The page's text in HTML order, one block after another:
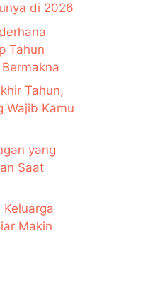
di 2026
Tahun
Tahun,
Wajib Kamu
yang
Saat
Makin